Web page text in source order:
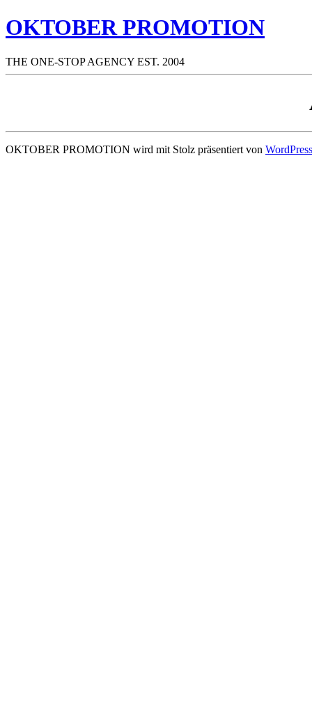
OKTOBER PROMOTION
THE ONE-STOP AGENCY EST. 2004
OKTOBER PROMOTION wird mit Stolz präsentiert von WordPress